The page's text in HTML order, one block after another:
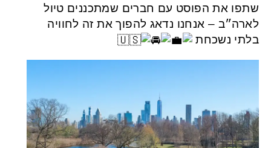
שתפו את הפוסט עם חברים שמתכננים טיול
לארה״ב – אנחנו נדאג להפוך את זה לחוויה
בלתי נשכחת